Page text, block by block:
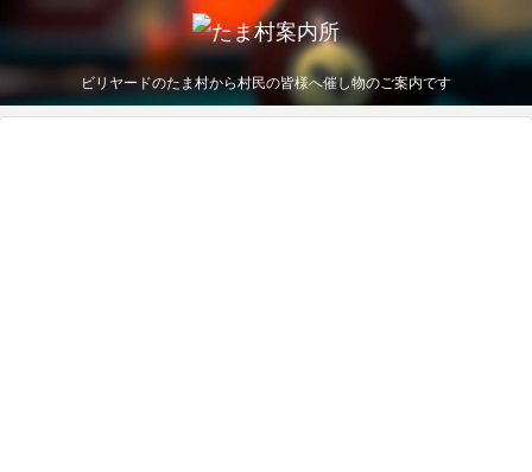
ビリヤードのたま村から村民の皆様へ催し物のご案内です